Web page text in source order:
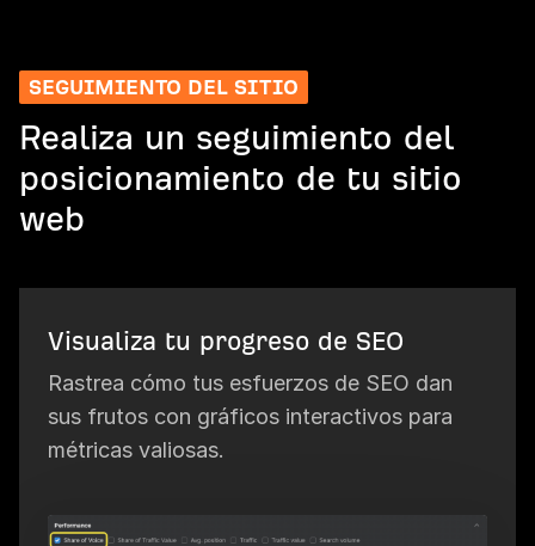
SEGUIMIENTO DEL SITIO
Realiza un seguimiento del
posicionamiento de tu sitio
web
Visualiza tu progreso de SEO
Rastrea cómo tus esfuerzos de SEO dan
sus frutos con gráficos interactivos para
métricas valiosas.